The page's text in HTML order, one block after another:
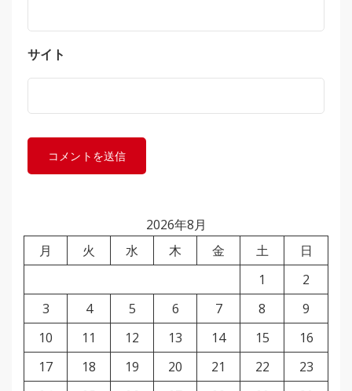
サイト
2026年8月
月
火 水 木 金 土
日
1
2
3
4 5 6 7 8
9
10
11 12 13 14 15
16
17
18 19 20 21 22
23